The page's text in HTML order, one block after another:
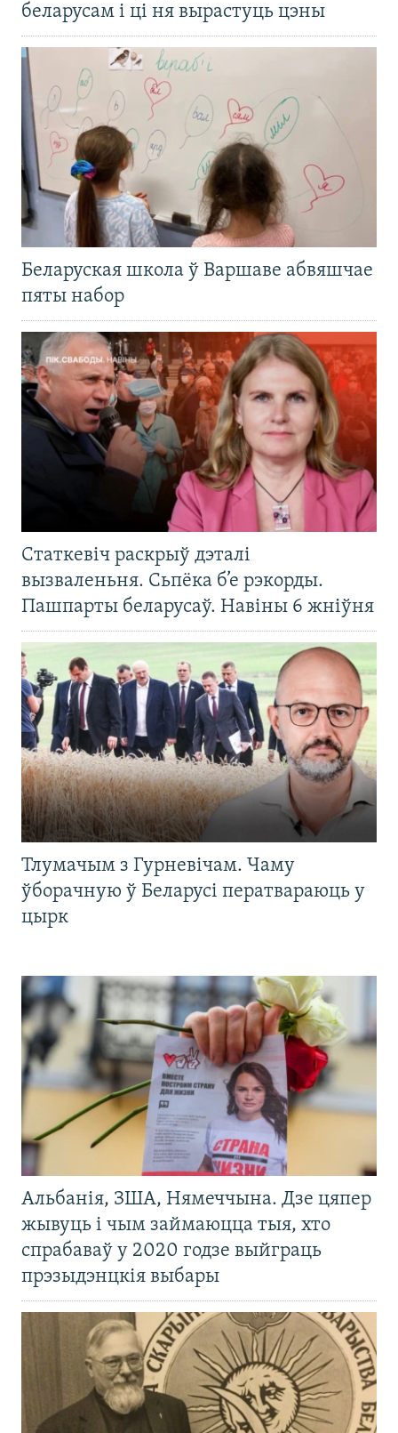
беларусам і ці ня вырастуць цэны
Беларуская школа ў Варшаве абвяшчае
пяты набор
Статкевіч раскрыў дэталі
вызваленьня. Сьпёка б’е рэкорды.
Пашпарты беларусаў. Навіны 6 жніўня
Тлумачым з Гурневічам. Чаму
ўборачную ў Беларусі ператвараюць у
цырк
Альбанія, ЗША, Нямеччына. Дзе цяпер
жывуць і чым займаюцца тыя, хто
спрабаваў у 2020 годзе выйграць
прэзыдэнцкія выбары